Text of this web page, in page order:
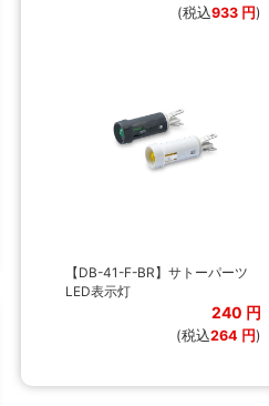
(税込933 円)
【DB-41-F-BR】サトーパーツ
LED表示灯
240 円
(税込264 円)